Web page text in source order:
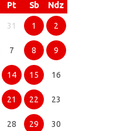
Pt Sb Ndz
31 1 2
7 8 9
14 15 16
21 22 23
28 29 30